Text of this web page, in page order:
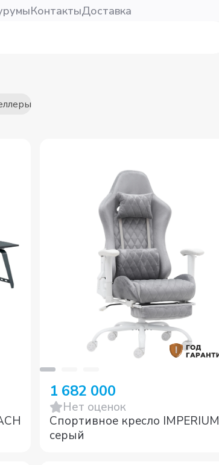
КонтактыДоставка
1 682 000
Нет оценок
Спортивное кресло IMPERIUM
cерый